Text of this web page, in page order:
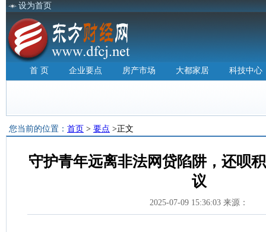
设为首页
首 页 企业要点 房产市场 大都家居 科技中心
您当前的位置： 首页 > 要点 >正文
守护青年远离非法网贷陷阱，还呗
议
2025-07-09 15:36:03 来源：